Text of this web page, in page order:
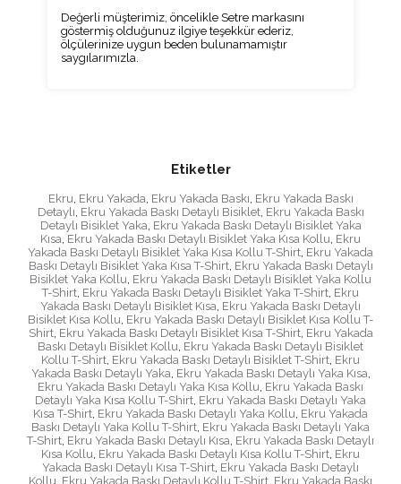
Değerli müşterimiz, öncelikle Setre markasını
göstermiş olduğunuz ilgiye teşekkür ederiz,
ölçülerinize uygun beden bulunamamıştır
saygılarımızla.
Etiketler
Ekru, Ekru Yakada, Ekru Yakada Baskı, Ekru Yakada Baskı
Detaylı, Ekru Yakada Baskı Detaylı Bisiklet, Ekru Yakada Baskı
Detaylı Bisiklet Yaka, Ekru Yakada Baskı Detaylı Bisiklet Yaka
Kısa, Ekru Yakada Baskı Detaylı Bisiklet Yaka Kısa Kollu, Ekru
Yakada Baskı Detaylı Bisiklet Yaka Kısa Kollu T-Shirt, Ekru Yakada
Baskı Detaylı Bisiklet Yaka Kısa T-Shirt, Ekru Yakada Baskı Detaylı
Bisiklet Yaka Kollu, Ekru Yakada Baskı Detaylı Bisiklet Yaka Kollu
T-Shirt, Ekru Yakada Baskı Detaylı Bisiklet Yaka T-Shirt, Ekru
Yakada Baskı Detaylı Bisiklet Kısa, Ekru Yakada Baskı Detaylı
Bisiklet Kısa Kollu, Ekru Yakada Baskı Detaylı Bisiklet Kısa Kollu T-
Shirt, Ekru Yakada Baskı Detaylı Bisiklet Kısa T-Shirt, Ekru Yakada
Baskı Detaylı Bisiklet Kollu, Ekru Yakada Baskı Detaylı Bisiklet
Kollu T-Shirt, Ekru Yakada Baskı Detaylı Bisiklet T-Shirt, Ekru
Yakada Baskı Detaylı Yaka, Ekru Yakada Baskı Detaylı Yaka Kısa,
Ekru Yakada Baskı Detaylı Yaka Kısa Kollu, Ekru Yakada Baskı
Detaylı Yaka Kısa Kollu T-Shirt, Ekru Yakada Baskı Detaylı Yaka
Kısa T-Shirt, Ekru Yakada Baskı Detaylı Yaka Kollu, Ekru Yakada
Baskı Detaylı Yaka Kollu T-Shirt, Ekru Yakada Baskı Detaylı Yaka
T-Shirt, Ekru Yakada Baskı Detaylı Kısa, Ekru Yakada Baskı Detaylı
Kısa Kollu, Ekru Yakada Baskı Detaylı Kısa Kollu T-Shirt, Ekru
Yakada Baskı Detaylı Kısa T-Shirt, Ekru Yakada Baskı Detaylı
Kollu, Ekru Yakada Baskı Detaylı Kollu T-Shirt, Ekru Yakada Baskı